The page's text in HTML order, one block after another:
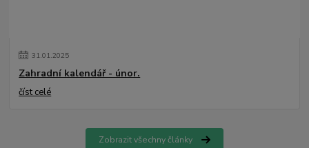
31.01.2025
Zahradní kalendář - únor.
číst celé
Zobrazit všechny články